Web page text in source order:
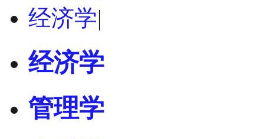
经济学|
经济学
管理学